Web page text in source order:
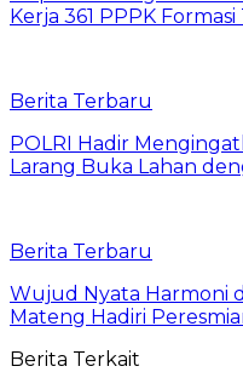
Kerja 361 PPPK
Berita Terbaru
POLRI Hadir
Larang Buka Lahan
Berita Terbaru
Wujud Nyata Harmoni
Mateng Hadiri
Berita Terkait